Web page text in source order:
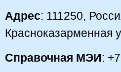
Адрес: 111250,
Красноказарменная
Справочная МЭИ: